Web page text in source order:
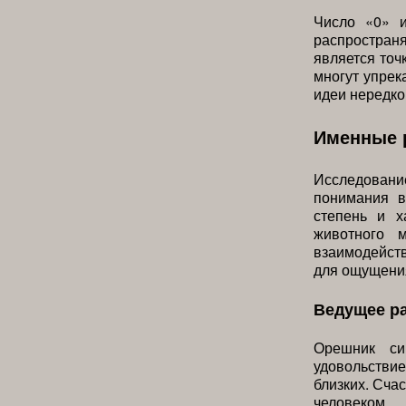
Число «0»
является
многут
идеи
Именные
понимания
степень и
животного
для
Ведущее
Орешник
близких.